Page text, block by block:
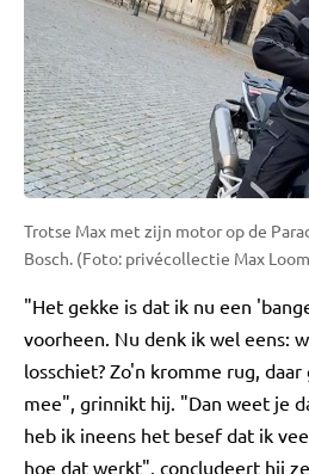
Trotse Max met zijn motor op de
Bosch. (Foto: privécollectie Max
"Het gekke is dat ik nu een
voorheen. Nu denk ik wel eens:
losschiet? Zo'n kromme rug,
mee", grinnikt hij. "Dan weet je
heb ik ineens het besef dat ik
hoe dat werkt", concludeert hij